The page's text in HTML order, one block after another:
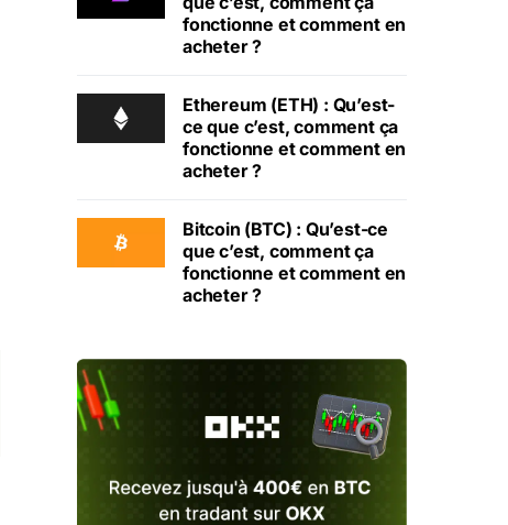
fonctionne et comment en
acheter ?
Ethereum (ETH) : Qu’est-
ce que c’est, comment ça
fonctionne et comment en
acheter ?
Bitcoin (BTC) : Qu’est-ce
que c’est, comment ça
fonctionne et comment en
acheter ?